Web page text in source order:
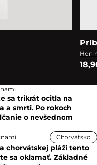
Hon
sa trikrát ocitla na
a smrti. Po rokoch
o nevšednom
Chorvátsko
chorvátskej pláži tento
sa oklamať. Základné